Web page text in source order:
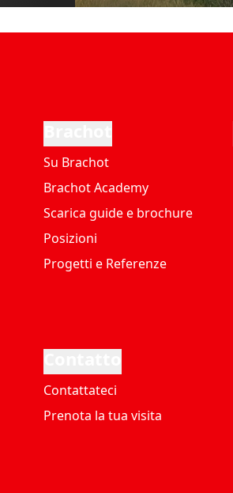
Su Brachot
Brachot Academy
Scarica guide e brochure
Posizioni
Progetti e Referenze
Contattateci
Prenota la tua visita